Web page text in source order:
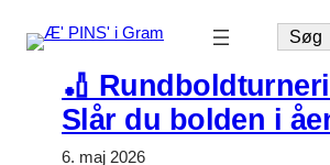
SøgSøg
🏏
Slår du bolden i
6. maj 2026